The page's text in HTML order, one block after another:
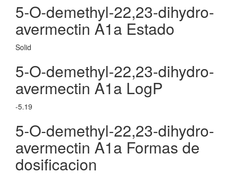
5-O-demethyl-22,23-dihydro-
avermectin A1a Estado
Solid
5-O-demethyl-22,23-dihydro-
avermectin A1a LogP
-5.19
5-O-demethyl-22,23-dihydro-
avermectin A1a Formas de
dosificacion